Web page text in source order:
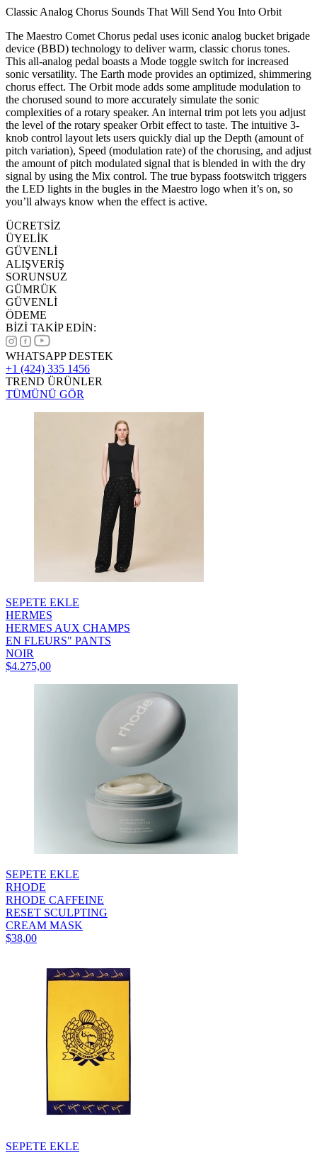
Classic Analog Chorus Sounds That Will Send You Into Orbit
The Maestro Comet Chorus pedal uses iconic analog bucket brigade
device (BBD) technology to deliver warm, classic chorus tones.
This all-analog pedal boasts a Mode toggle switch for increased
sonic versatility. The Earth mode provides an optimized, shimmering
chorus effect. The Orbit mode adds some amplitude modulation to
the chorused sound to more accurately simulate the sonic
complexities of a rotary speaker. An internal trim pot lets you adjust
the level of the rotary speaker Orbit effect to taste. The intuitive 3-
knob control layout lets users quickly dial up the Depth (amount of
pitch variation), Speed (modulation rate) of the chorusing, and adjust
the amount of pitch modulated signal that is blended in with the dry
signal by using the Mix control. The true bypass footswitch triggers
the LED lights in the bugles in the Maestro logo when it’s on, so
you’ll always know when the effect is active.
ÜCRETSİZ
ÜYELİK
GÜVENLİ
ALIŞVERİŞ
SORUNSUZ
GÜMRÜK
GÜVENLİ
ÖDEME
BİZİ TAKİP EDİN:
WHATSAPP DESTEK
+1 (424) 335 1456
TREND ÜRÜNLER
TÜMÜNÜ GÖR
SEPETE EKLE
HERMES
HERMES AUX CHAMPS
EN FLEURS" PANTS
NOIR
$4.275,00
SEPETE EKLE
RHODE
RHODE CAFFEINE
RESET SCULPTING
CREAM MASK
$38,00
SEPETE EKLE